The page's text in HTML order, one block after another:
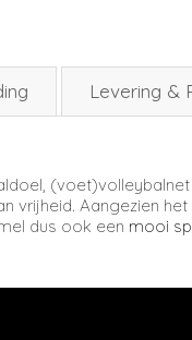
Levering &
vrijheid. Aangezien
dus ook een mooi